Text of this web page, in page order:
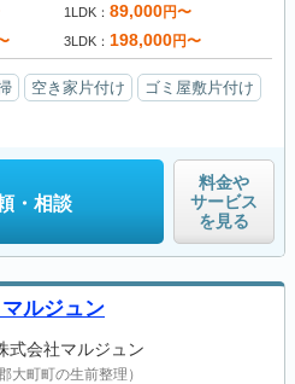
1LDK 89,000円〜
3LDK 198,000円〜
空き家片付け
ゴミ屋敷片付け
・相談
料金や
サービス
を見る
ルジュン
式会社マルジュン
大町町の生前整理）